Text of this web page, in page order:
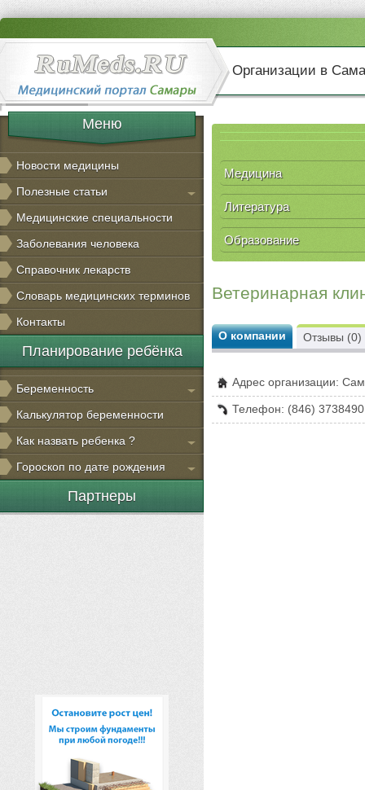
Организации в
Меню
Новости медицины
Полезные статьи
Медицинские специальности
Заболевания человека
Справочник лекарств
Словарь медицинских терминов
Контакты
Планирование ребёнка
Беременность
Калькулятор беременности
Как назвать ребенка ?
Гороскоп по дате рождения
Партнеры
Медицина
Литература
Образование
Ветеринарная
О компании
Адрес организации:
Телефон: (846)
Отзывы (0)